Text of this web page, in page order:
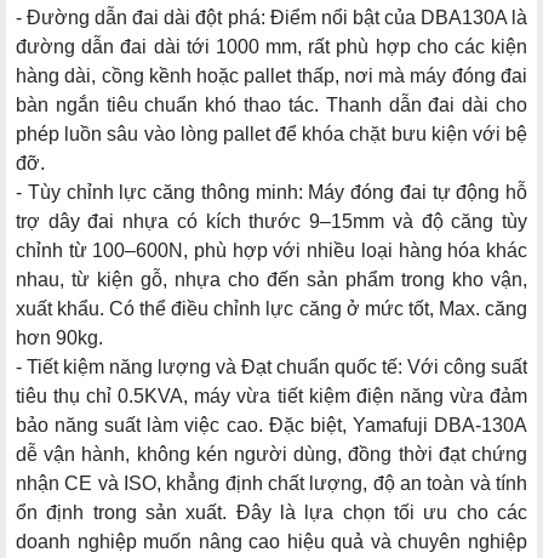
- Đường dẫn đai dài đột phá: Điểm nổi bật của DBA130A là
đường dẫn đai dài tới 1000 mm, rất phù hợp cho các kiện
hàng dài, cồng kềnh hoặc pallet thấp, nơi mà máy đóng đai
bàn ngắn tiêu chuẩn khó thao tác. Thanh dẫn đai dài cho
phép luồn sâu vào lòng pallet để khóa chặt bưu kiện với bệ
đỡ.
- Tùy chỉnh lực căng thông minh: Máy đóng đai tự động hỗ
trợ dây đai nhựa có kích thước 9–15mm và độ căng tùy
chỉnh từ 100–600N, phù hợp với nhiều loại hàng hóa khác
nhau, từ kiện gỗ, nhựa cho đến sản phẩm trong kho vận,
xuất khẩu. Có thể điều chỉnh lực căng ở mức tốt, Max. căng
hơn 90kg.
- Tiết kiệm năng lượng và Đạt chuẩn quốc tế: Với công suất
tiêu thụ chỉ 0.5KVA, máy vừa tiết kiệm điện năng vừa đảm
bảo năng suất làm việc cao. Đặc biệt, Yamafuji DBA-130A
dễ vận hành, không kén người dùng, đồng thời đạt chứng
nhận CE và ISO, khẳng định chất lượng, độ an toàn và tính
ổn định trong sản xuất. Đây là lựa chọn tối ưu cho các
doanh nghiệp muốn nâng cao hiệu quả và chuyên nghiệp